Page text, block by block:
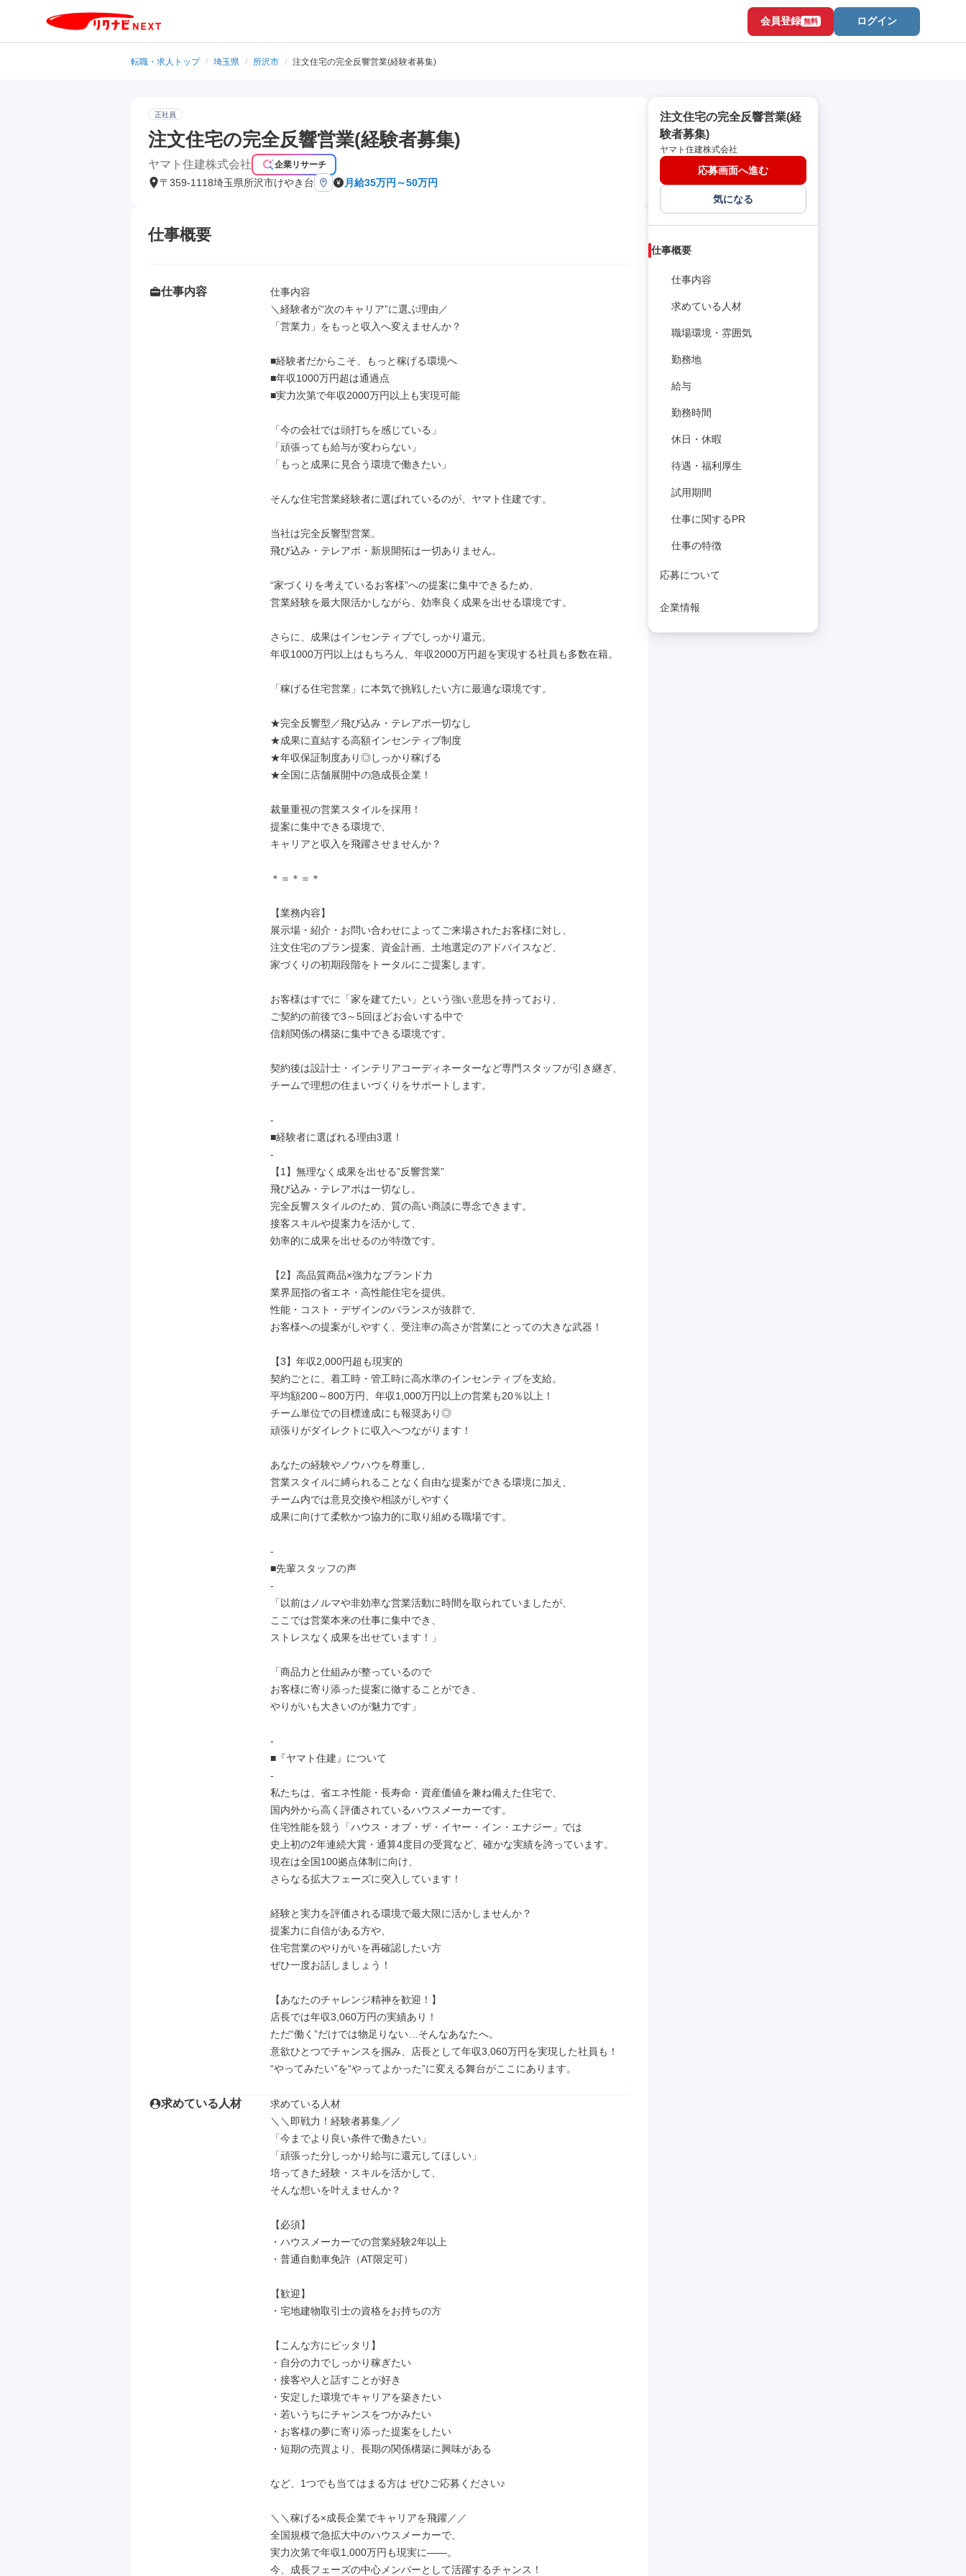
会員登録 無料 ログイン
転職・求人トップ / 埼玉県 / 所沢市 / 注文住宅の完全反響営業(経験者募集)
正社員
注文住宅の完全反響営業(経験者募集)
ヤマト住建株式会社 企業リサーチ
〒359-1118埼玉県所沢市けやき台 月給35万円～50万円
仕事概要
仕事内容
仕事内容
＼経験者が“次のキャリア”に選ぶ理由／
「営業力」をもっと収入へ変えませんか？
■経験者だからこそ、もっと稼げる環境へ
■年収1000万円超は通過点
■実力次第で年収2000万円以上も実現可能
「今の会社では頭打ちを感じている」
「頑張っても給与が変わらない」
「もっと成果に見合う環境で働きたい」
そんな住宅営業経験者に選ばれているのが、ヤマト住建です。
当社は完全反響型営業。
飛び込み・テレアポ・新規開拓は一切ありません。
“家づくりを考えているお客様”への提案に集中できるため、
営業経験を最大限活かしながら、効率良く成果を出せる環境です。
さらに、成果はインセンティブでしっかり還元。
年収1000万円以上はもちろん、年収2000万円超を実現する社員も多数在籍。
「稼げる住宅営業」に本気で挑戦したい方に最適な環境です。
★完全反響型／飛び込み・テレアポ一切なし
★成果に直結する高額インセンティブ制度
★年収保証制度あり◎しっかり稼げる
★全国に店舗展開中の急成長企業！
裁量重視の営業スタイルを採用！
提案に集中できる環境で、
キャリアと収入を飛躍させませんか？
＊＝＊＝＊
【業務内容】
展示場・紹介・お問い合わせによってご来場されたお客様に対し、
注文住宅のプラン提案、資金計画、土地選定のアドバイスなど、
家づくりの初期段階をトータルにご提案します。
お客様はすでに「家を建てたい」という強い意思を持っており、
ご契約の前後で3～5回ほどお会いする中で
信頼関係の構築に集中できる環境です。
契約後は設計士・インテリアコーディネーターなど専門スタッフが引き継ぎ、
チームで理想の住まいづくりをサポートします。
-
■経験者に選ばれる理由3選！
-
【1】無理なく成果を出せる”反響営業”
飛び込み・テレアポは一切なし。
完全反響スタイルのため、質の高い商談に専念できます。
接客スキルや提案力を活かして、
効率的に成果を出せるのが特徴です。
【2】高品質商品×強力なブランド力
業界屈指の省エネ・高性能住宅を提供。
性能・コスト・デザインのバランスが抜群で、
お客様への提案がしやすく、受注率の高さが営業にとっての大きな武器！
【3】年収2,000円超も現実的
契約ごとに、着工時・管工時に高水準のインセンティブを支給。
平均額200～800万円、年収1,000万円以上の営業も20％以上！
チーム単位での目標達成にも報奨あり◎
頑張りがダイレクトに収入へつながります！
あなたの経験やノウハウを尊重し、
営業スタイルに縛られることなく自由な提案ができる環境に加え、
チーム内では意見交換や相談がしやすく
成果に向けて柔軟かつ協力的に取り組める職場です。
-
■先輩スタッフの声
-
「以前はノルマや非効率な営業活動に時間を取られていましたが、
ここでは営業本来の仕事に集中でき、
ストレスなく成果を出せています！」
「商品力と仕組みが整っているので
お客様に寄り添った提案に徹することができ、
やりがいも大きいのが魅力です」
-
■『ヤマト住建』について
-
私たちは、省エネ性能・長寿命・資産価値を兼ね備えた住宅で、
国内外から高く評価されているハウスメーカーです。
住宅性能を競う「ハウス・オブ・ザ・イヤー・イン・エナジー」では
史上初の2年連続大賞・通算4度目の受賞など、確かな実績を誇っています。
現在は全国100拠点体制に向け、
さらなる拡大フェーズに突入しています！
経験と実力を評価される環境で最大限に活かしませんか？
提案力に自信がある方や、
住宅営業のやりがいを再確認したい方
ぜひ一度お話しましょう！
【あなたのチャレンジ精神を歓迎！】
店長では年収3,060万円の実績あり！
ただ“働く”だけでは物足りない…そんなあなたへ。
意欲ひとつでチャンスを掴み、店長として年収3,060万円を実現した社員も！
“やってみたい”を“やってよかった”に変える舞台がここにあります。
求めている人材
求めている人材
＼＼即戦力！経験者募集／／
「今までより良い条件で働きたい」
「頑張った分しっかり給与に還元してほしい」
培ってきた経験・スキルを活かして、
そんな想いを叶えませんか？
【必須】
・ハウスメーカーでの営業経験2年以上
・普通自動車免許（AT限定可）
【歓迎】
・宅地建物取引士の資格をお持ちの方
【こんな方にピッタリ】
・自分の力でしっかり稼ぎたい
・接客や人と話すことが好き
・安定した環境でキャリアを築きたい
・若いうちにチャンスをつかみたい
・お客様の夢に寄り添った提案をしたい
・短期の売買より、長期の関係構築に興味がある
など、1つでも当てはまる方は ぜひご応募ください♪
＼＼稼げる×成長企業でキャリアを飛躍／／
全国規模で急拡大中のハウスメーカーで、
実力次第で年収1,000万円も現実に――。
今、成長フェーズの中心メンバーとして活躍するチャンス！
注文住宅の完全反響営業(経
験者募集)
ヤマト住建株式会社
応募画面へ進む
気になる
仕事概要
仕事内容
求めている人材
職場環境・雰囲気
勤務地
給与
勤務時間
休日・休暇
待遇・福利厚生
試用期間
仕事に関するPR
仕事の特徴
応募について
企業情報